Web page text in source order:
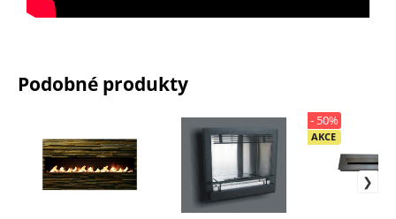
Podobné produkty
AKCE
- 50%